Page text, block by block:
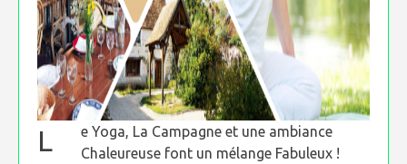
L
e Yoga, La Campagne et une ambiance
Chaleureuse font un mélange Fabuleux !